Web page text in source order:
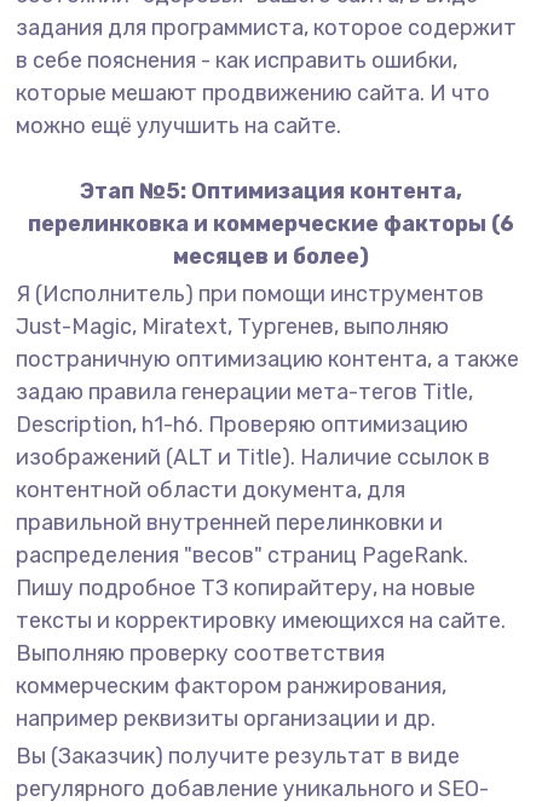
задания для программиста, которое содержит
в себе пояснения - как исправить ошибки,
которые мешают продвижению сайта. И что
можно ещё улучшить на сайте.
Этап №5: Оптимизация контента,
перелинковка и коммерческие факторы (6
месяцев и более)
Я (Исполнитель) при помощи инструментов
Just-Magic, Miratext, Тургенев, выполняю
постраничную оптимизацию контента, а также
задаю правила генерации мета-тегов Title,
Description, h1-h6. Проверяю оптимизацию
изображений (ALT и Title). Наличие ссылок в
контентной области документа, для
правильной внутренней перелинковки и
распределения "весов" страниц PageRank.
Пишу подробное ТЗ копирайтеру, на новые
тексты и корректировку имеющихся на сайте.
Выполняю проверку соответствия
коммерческим фактором ранжирования,
например реквизиты организации и др.
Вы (Заказчик) получите результат в виде
регулярного добавление уникального и SEO-